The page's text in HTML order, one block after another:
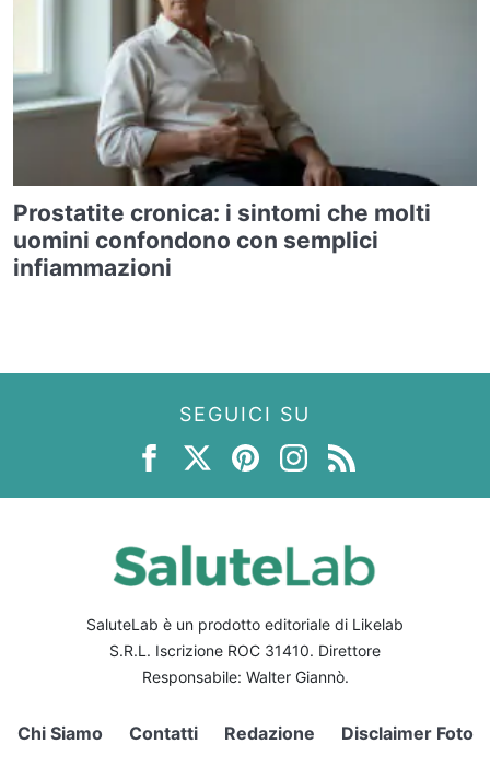
Prostatite cronica: i sintomi che molti
uomini confondono con semplici
infiammazioni
SEGUICI SU
SaluteLab è un prodotto editoriale di Likelab
S.R.L. Iscrizione ROC 31410. Direttore
Responsabile: Walter Giannò.
Chi Siamo Contatti Redazione Disclaimer Foto